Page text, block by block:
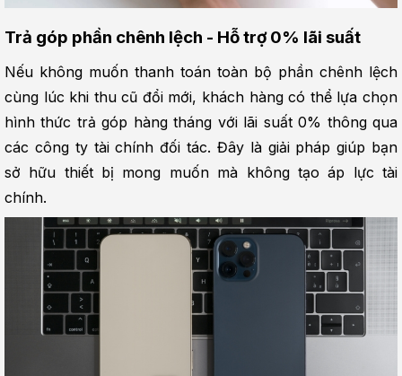
Trả góp phần chênh lệch - Hỗ trợ 0% lãi suất
Nếu không muốn thanh toán toàn bộ phần chênh lệch
cùng lúc khi thu cũ đổi mới, khách hàng có thể lựa chọn
hình thức trả góp hàng tháng với lãi suất 0% thông qua
các công ty tài chính đối tác. Đây là giải pháp giúp bạn
sở hữu thiết bị mong muốn mà không tạo áp lực tài
chính.